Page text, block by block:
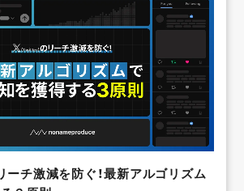
ーチ激減を防ぐ！最新アルゴリズム